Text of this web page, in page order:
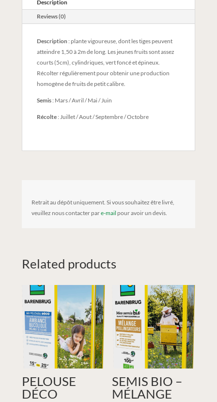
Description
Reviews (0)
Description: plante vigoureuse, dont les tiges peuvent
atteindre 1,50 à 2m de long. Les jeunes fruits sont assez
courts (5cm), cylindriques, vert foncé et épineux.
Récolter régulièrement pour obtenir une production
homogène de fruits de petit calibre.
Semis: Mars / Avril / Mai / Juin
Récolte: Juillet / Aout / Septembre / Octobre
Retrait au dépôt uniquement. Si vous souhaitez être livré,
veuillez nous contacter pare-mail pour avoir un devis.
Related products
PELOUSE
DÉCO
SEMIS BIO –
MÉLANGE